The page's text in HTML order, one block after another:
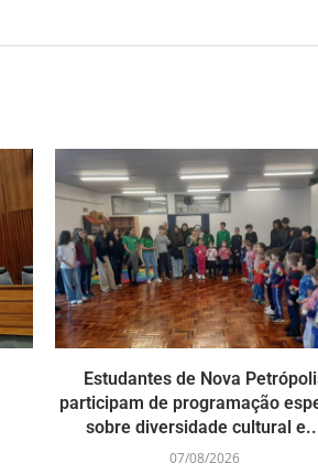
Estudantes de Nova
participam de programação
sobre diversidade cultural
07/08/2026